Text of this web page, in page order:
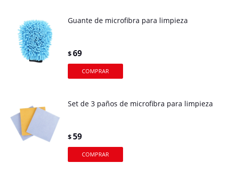
Guante de microfibra para limpieza
$69
Set de 3 paños de microfibra para limpieza
$59